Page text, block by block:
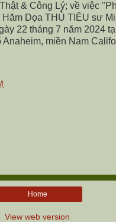
& Công Lý; về việc
Dọa THỦ TIÊU sư
22 tháng 7 năm 2024
Anaheim, miền Nam
Home
View web version